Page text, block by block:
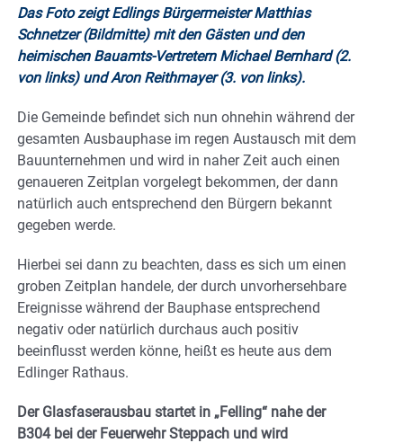
Das Foto zeigt Edlings Bürgermeister Matthias
Schnetzer (Bildmitte) mit den Gästen und den
heimischen Bauamts-Vertretern Michael Bernhard (2.
von links) und Aron Reithmayer (3. von links).
Die Gemeinde befindet sich nun ohnehin während der
gesamten Ausbauphase im regen Austausch mit dem
Bauunternehmen und wird in naher Zeit auch einen
genaueren Zeitplan vorgelegt bekommen, der dann
natürlich auch entsprechend den Bürgern bekannt
gegeben werde.
Hierbei sei dann zu beachten, dass es sich um einen
groben Zeitplan handele, der durch unvorhersehbare
Ereignisse während der Bauphase entsprechend
negativ oder natürlich durchaus auch positiv
beeinflusst werden könne, heißt es heute aus dem
Edlinger Rathaus.
Der Glasfaserausbau startet in „Felling“ nahe der
B304 bei der Feuerwehr Steppach und wird